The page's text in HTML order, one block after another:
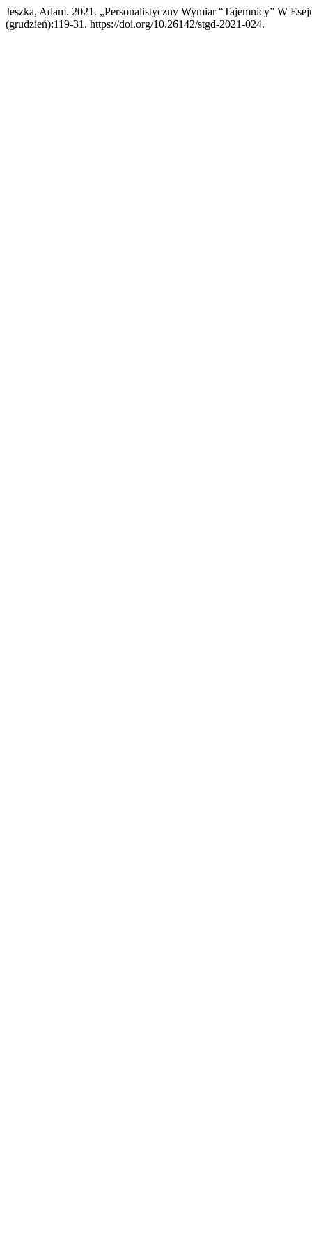
Jeszka, Adam. 2021. „Personalistyczny Wymiar “Tajemnicy” W
(grudzień):119-31. https://doi.org/10.26142/stgd-2021-024.